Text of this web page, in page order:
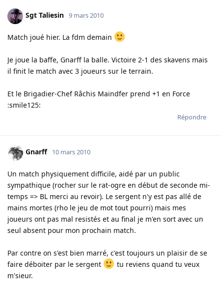
Sgt Taliesin 9 mars 2010
Match joué hier. La fdm demain
Je joue la baffe, Gnarff la balle. Victoire 2-1 des skavens mais
il finit le match avec 3 joueurs sur le terrain.
Et le Brigadier-Chef Râchis Maindfer prend +1 en Force
:smile125:
Répondre
Gnarff 10 mars 2010
Un match physiquement difficile, aidé par un public
sympathique (rocher sur le rat-ogre en début de seconde mi-
temps => BL merci au revoir). Le sergent n'y est pas allé de
mains mortes (rho le jeu de mot tout pourri) mais mes
joueurs ont pas mal resistés et au final je m'en sort avec un
seul absent pour mon prochain match.
Par contre on s'est bien marré, c'est toujours un plaisir de se
faire déboiter par le sergent
tu reviens quand tu veux
m'sieur.